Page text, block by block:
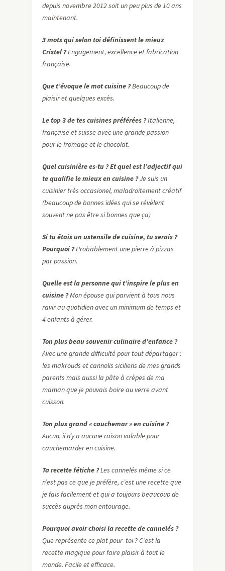
depuis novembre 2012 soit un peu plus de 10 ans
maintenant.
3 mots qui selon toi définissent le mieux
Cristel ?Engagement, excellence et fabrication
française.
Que t’évoque le mot cuisine ?Beaucoup de
plaisir et quelques excès.
Le top 3 de tes cuisines préférées ?Italienne,
française et suisse avec une grande passion
pour le fromage et le chocolat.
Quel cuisinière es-tu ? Et quel est l’adjectif qui
te qualifie le mieux en cuisine ?Je suis un
cuisinier très occasionel, maladroitement créatif
(beaucoup de bonnes idées qui se révèlent
souvent ne pas être si bonnes que ça)
Si tu étais un ustensile de cuisine, tu serais ?
Pourquoi ?Probablement une pierre à pizzas
par passion.
Quelle est la personne qui t’inspire le plus en
cuisine ?Mon épouse qui parvient à tous nous
ravir au quotidien avec un minimum de temps et
4 enfants à gérer.
Ton plus beau souvenir culinaire d’enfance ?
Avec une grande difficulté pour tout départager :
les makrouds et cannolis siciliens de mes grands
parents mais aussi la pâte à crèpes de ma
maman que je pouvais boire au verre avant
cuisson.
Ton plus grand « cauchemar » en cuisine ?
Aucun, il n’y a aucune raison valable pour
cauchemarder en cuisine.
Ta recette fétiche ?Les cannelés même si ce
n’est pas ce que je préfère, c’est une recette que
je fais facilement et qui a toujours beaucoup de
succès auprès mon entourage.
Pourquoi avoir choisi la recette de cannelés ?
Que représente ce plat pour toi ? C’est la
recette magique pour faire plaisir à tout le
monde. Facile et efficace.